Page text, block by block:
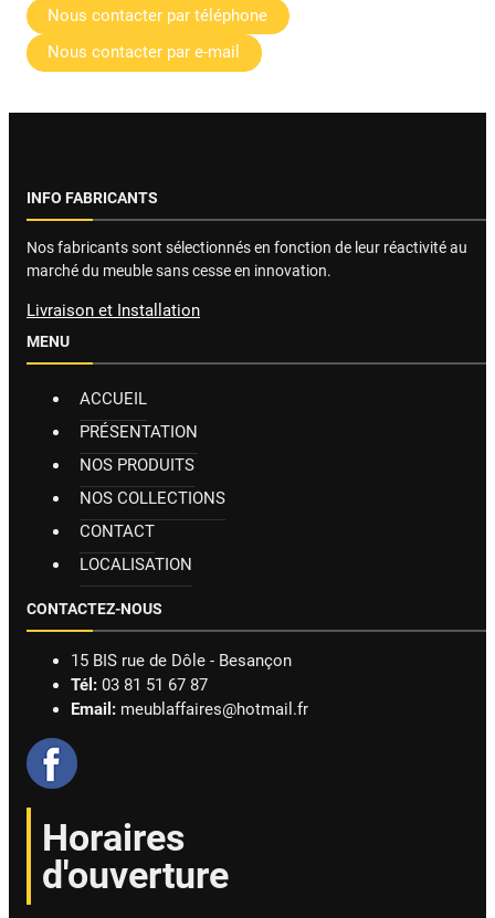
Nous contacter par téléphone
Nous contacter par e-mail
INFO FABRICANTS
Nos fabricants sont sélectionnés en fonction de leur réactivité au
marché du meuble sans cesse en innovation.
Livraison et Installation
MENU
ACCUEIL
PRÉSENTATION
NOS PRODUITS
NOS COLLECTIONS
CONTACT
LOCALISATION
CONTACTEZ-NOUS
15 BIS rue de Dôle - Besançon
Tél: 03 81 51 67 87
Email: meublaffaires@hotmail.fr
Horaires
d'ouverture